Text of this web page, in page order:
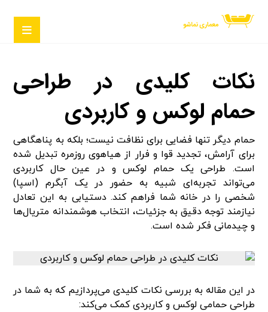
نکات کلیدی در طراحی
حمام لوکس و کاربردی
حمام دیگر تنها فضایی برای نظافت نیست؛ بلکه به پناهگاهی
برای آرامش، تجدید قوا و فرار از هیاهوی روزمره تبدیل شده
است. طراحی یک حمام لوکس و در عین حال کاربردی
می‌تواند تجربه‌ای شبیه به حضور در یک آبگرم (اسپا)
شخصی را در خانه شما فراهم کند. دستیابی به این تعادل
نیازمند توجه دقیق به جزئیات، انتخاب هوشمندانه متریال‌ها
و چیدمانی فکر شده است.
در این مقاله به بررسی نکات کلیدی می‌پردازیم که به شما در
طراحی حمامی لوکس و کاربردی کمک می‌کند: